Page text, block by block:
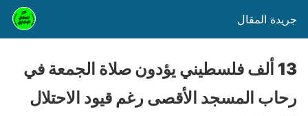
جريدة المقال
13 ألف فلسطيني يؤدون صلاة الجمعة في
رحاب المسجد الأقصى رغم قيود الاحتلال